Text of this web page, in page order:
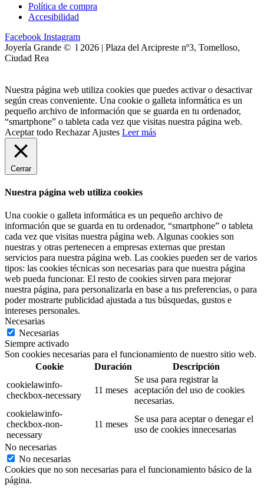
Política de compra
Accesibilidad
Facebook Instagram
Joyería Grande © l 2026 | Plaza del Arcipreste nº3, Tomelloso,
Ciudad Rea
Nuestra página web utiliza cookies que puedes activar o desactivar
según creas conveniente. Una cookie o galleta informática es un
pequeño archivo de información que se guarda en tu ordenador,
“smartphone” o tableta cada vez que visitas nuestra página web.
Aceptar todo Rechazar Ajustes Leer más
Cerrar
Nuestra página web utiliza cookies
Una cookie o galleta informática es un pequeño archivo de
información que se guarda en tu ordenador, “smartphone” o tableta
cada vez que visitas nuestra página web. Algunas cookies son
nuestras y otras pertenecen a empresas externas que prestan
servicios para nuestra página web. Las cookies pueden ser de varios
tipos: las cookies técnicas son necesarias para que nuestra página
web pueda funcionar. El resto de cookies sirven para mejorar
nuestra página, para personalizarla en base a tus preferencias, o para
poder mostrarte publicidad ajustada a tus búsquedas, gustos e
intereses personales.
Necesarias
Necesarias
Siempre activado
Son cookies necesarias para el funcionamiento de nuestro sitio web.
Cookie
Duración
Descripción
cookielawinfo-
checkbox-necessary
11 meses
Se usa para registrar la
aceptación del uso de cookies
necesarias.
cookielawinfo-
checkbox-non-
necessary
11 meses
Se usa para aceptar o denegar el
uso de cookies innecesarias
No necesarias
No necesarias
Cookies que no son necesarias para el funcionamiento básico de la
página.